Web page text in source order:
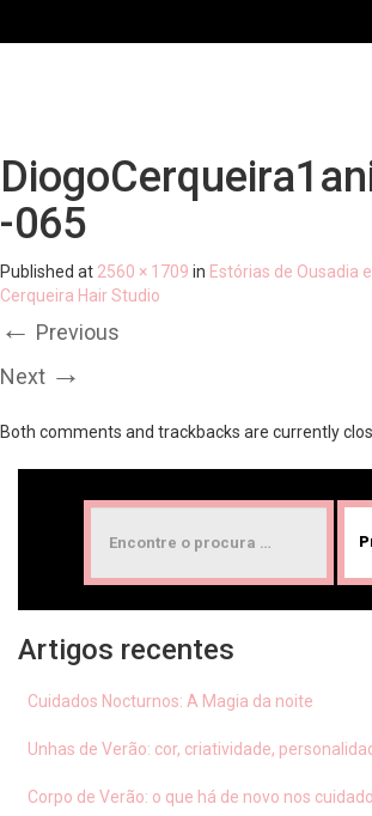
-065
Published at 2560 × 1709 in Estórias de Ousadia
Cerqueira Hair Studio
← Previous
Next →
Both comments and trackbacks are currently
Artigos recentes
Cuidados Nocturnos: A Magia da noite
Unhas de Verão: cor, criatividade,
Corpo de Verão: o que há de novo nos